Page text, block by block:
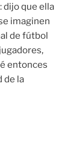
dijo que ella
imaginen
de fútbol
entonces
de la